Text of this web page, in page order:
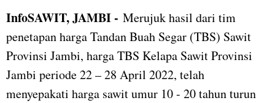
InfoSAWIT, JAMBI - Merujuk hasil dari tim
penetapan harga Tandan Buah Segar (TBS) Sawit
Provinsi Jambi, harga TBS Kelapa Sawit Provinsi
Jambi periode 22 – 28 April 2022, telah
menyepakati harga sawit umur 10 - 20 tahun turun